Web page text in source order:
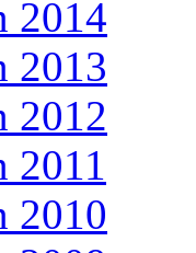
2014
2013
2012
2011
2010